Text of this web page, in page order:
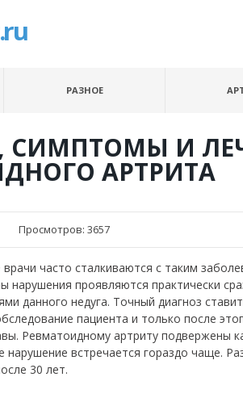
РАЗНОЕ
СИМПТОМЫ И
АРТРИТА
Просмотров: 3657
часто сталкиваются с таким
проявляются практически
данного недуга. Точный диагноз
пациента и только после
Ревматоидному артриту подвержены
встречается гораздо чаще.
30 лет.